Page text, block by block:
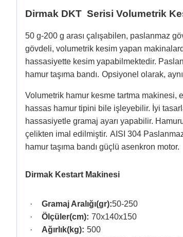
Dirmak DKT Serisi Volumetrik
50 g-200 g arası çalışabilen, paslanmaz
gövdeli, volumetrik kesim yapan
hassasiyette kesim yapabilmektedir.
hamur taşıma bandı. Opsiyonel olarak,
Volumetrik hamur kesme tartma makinesi,
hassas hamur tipini bile işleyebilir. İyi
hassasiyetle gramaj ayarı yapabilir.
çelikten imal edilmiştir. AISI 304
hamur taşıma bandı güçlü asenkron motor.
Dirmak Kestart Makinesi
· Gramaj Aralığı(gr):50-250
·
Ölçüler(cm): 70x140x150
·
Ağırlık(kg): 500